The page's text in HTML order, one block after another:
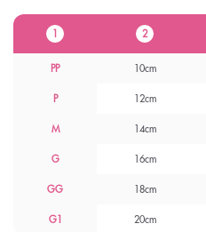
1 2
PP 10cm
P 12cm
M 14cm
G 16cm
GG 18cm
G1 20cm